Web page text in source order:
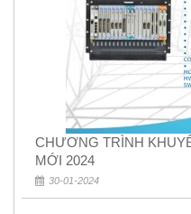
CHƯƠNG TRÌNH
MỚI 2024
30-01-2024